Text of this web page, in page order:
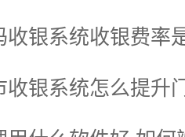
收银系统怎么提升